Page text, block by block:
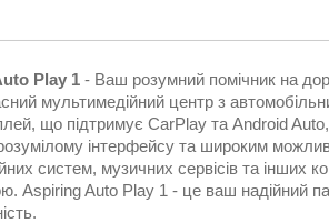
Play 1 - Ваш розумний помічник на
мультимедійний центр з
що підтримує CarPlay та Android Auto,
інтерфейсу та широким
систем, музичних сервісів та інших
Aspiring Auto Play 1 - це ваш надійний